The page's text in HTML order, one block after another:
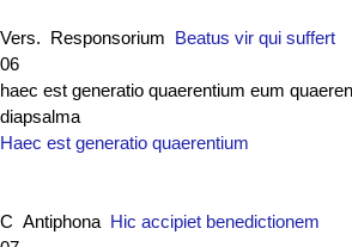
Vers. Responsorium Beatus vir qui suffert
06
haec est generatio quaerentium eum
diapsalma
Haec est generatio quaerentium
C Antiphona Hic accipiet benedictionem